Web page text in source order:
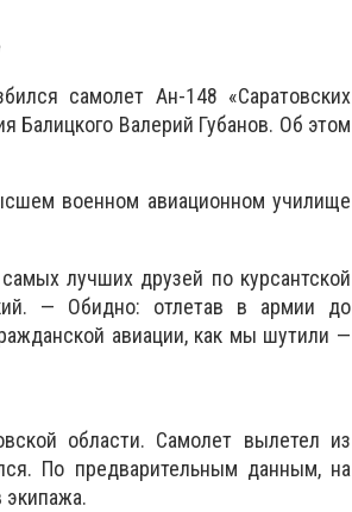
самолет Ан-148 «Саратовских
Балицкого Валерий Губанов. Об этом
военном авиационном училище
лучших друзей по курсантской
— Обидно: отлетав в армии до
авиации, как мы шутили —
области. Самолет вылетел из
По предварительным данным, на
экипажа.